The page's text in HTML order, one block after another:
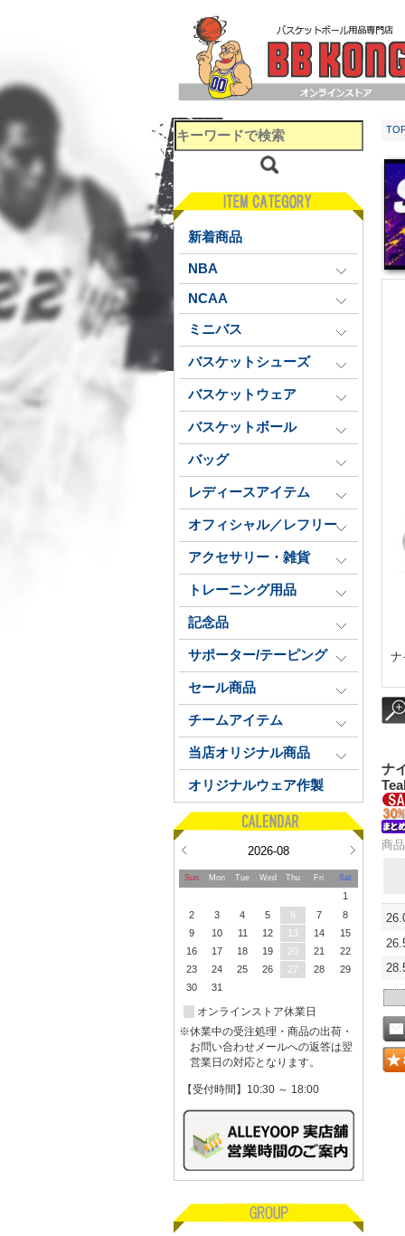
新着商品
NBA
NCAA
ミニバス
バスケットシューズ
バスケットウェア
バスケットボール
バッグ
レディースアイテム
オフィシャル／レフリー
アクセサリー・雑貨
トレーニング用品
記念品
サポーター/テーピング
セール商品
チームアイテム
当店オリジナル商品
オリジナルウェア作製
2026-08
Sun Mon Tue Wed Thu Fri Sat
1
2
3 4 5 6 7
8
9
10 11 12 13 14
15
16
17 18 19 20 21
22
23
24 25 26 27 28
29
30
31
オンラインストア休業日
※休業中の受注処理・商品の出荷・
お問い合わせメールへの返答は翌
営業日の対応となります。
【受付時間】10:30 ～ 18:00
ナ
ナ
商